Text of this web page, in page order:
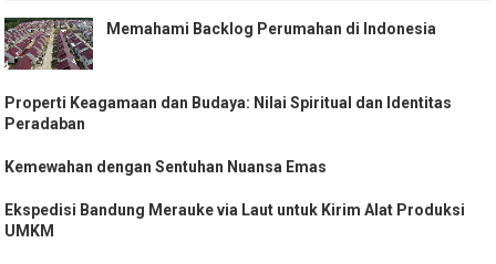
Memahami Backlog Perumahan di Indonesia
Properti Keagamaan dan Budaya: Nilai Spiritual dan Identitas
Peradaban
Kemewahan dengan Sentuhan Nuansa Emas
Ekspedisi Bandung Merauke via Laut untuk Kirim Alat Produksi
UMKM